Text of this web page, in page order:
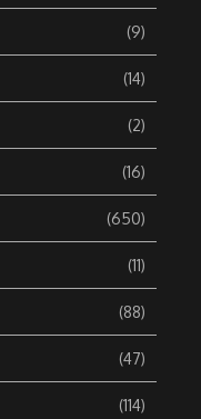
(9)
(14)
(2)
(16)
(650)
(11)
(88)
(47)
(114)